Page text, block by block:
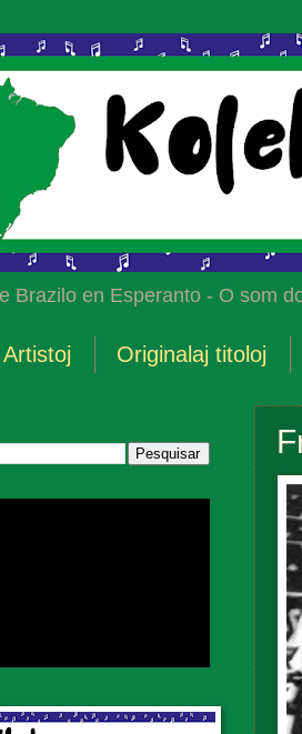
Brazilo en Esperanto - O som
Artistoj Originalaj titoloj